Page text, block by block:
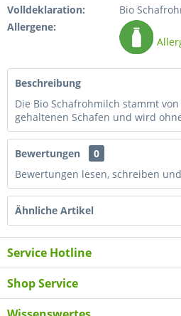
Volldeklaration:
Bio
Allergene:
Beschreibung
Die Bio Schafrohmilch stammt
gehaltenen Schafen und wird
Bewertungen
0
Bewertungen lesen, schreiben
Ähnliche Artikel
Service Hotline
Shop Service